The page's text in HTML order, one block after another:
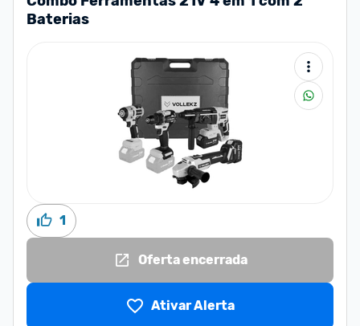
Baterias
1
Oferta encerrada
Ativar Alerta